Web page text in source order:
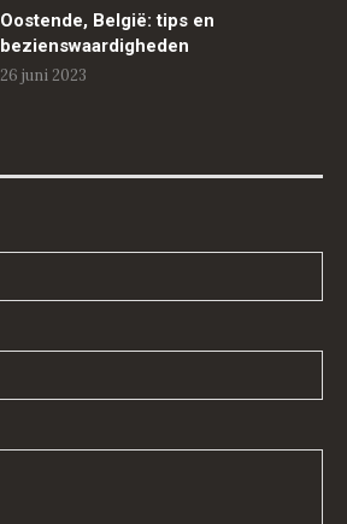
Oostende, België: tips en
bezienswaardigheden
26 juni 2023